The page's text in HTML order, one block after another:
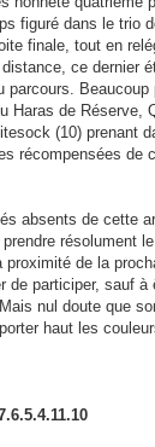
figuré dans le trio
finale, tout en
ce dernier
parcours. Beaucoup
Haras de Réserve,
(10) prenant
récompensées de
absents de cette
résolument
de la
de participer, sauf à
nul doute que
haut les